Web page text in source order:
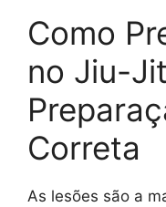
Como
no Jiu-
Correta
As lesões são a